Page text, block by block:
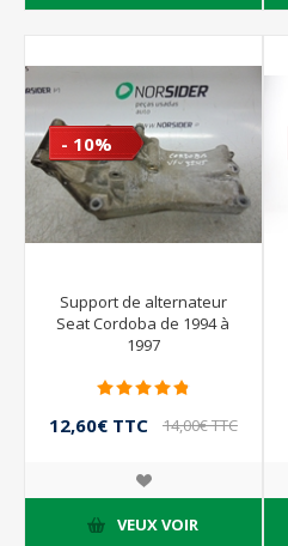
- 10%
Support de alternateur
Seat Cordoba de 1994 à
1997
12,60€ TTC 14,00€ TTC
VEUX VOIR